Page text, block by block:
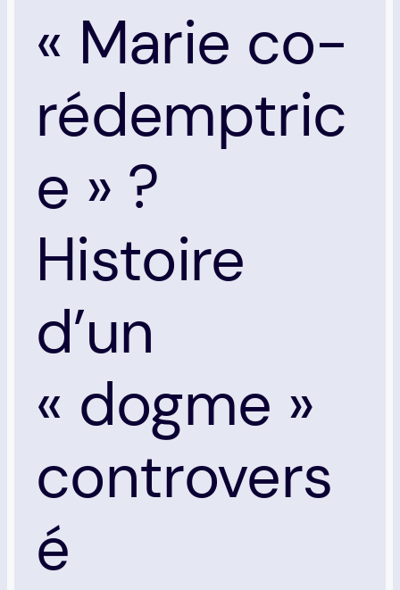
« Marie co-
rédemptric
e » ?
Histoire
d’un
« dogme »
controvers
é